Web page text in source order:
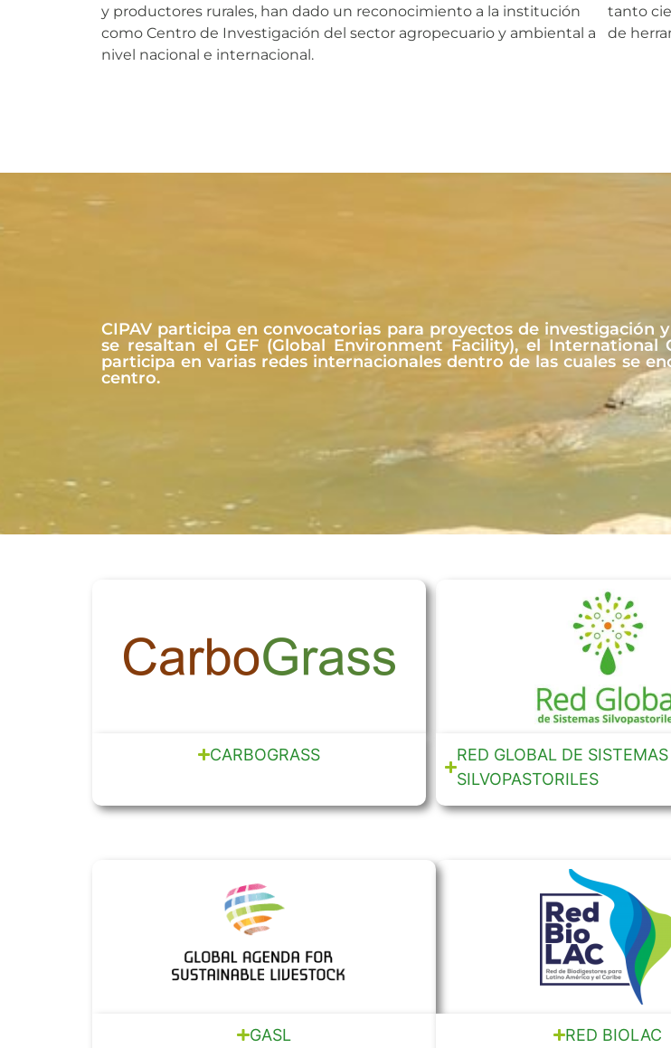
y productores rurales, han dado un reconocimiento a la institución
como Centro de Investigación del sector agropecuario y ambiental a
nivel nacional e internacional.
tanto
de
CIPAV participa en convocatorias para proyectos de
se resaltan el GEF (Global Environment Facility), el
participa en varias redes internacionales dentro de las cuales se
centro.
CARBOGRASS
RED GLOBAL DE SISTEMAS
SILVOPASTORILES
GASL RED BIOLAC